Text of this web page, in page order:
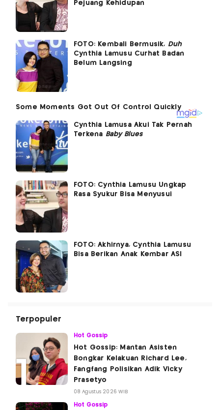
Pejuang Kehidupan
FOTO: Kembali Bermusik, Duh
Cynthia Lamusu Curhat Badan
Belum Langsing
Cynthia Lamusa Akui Tak Pernah
Terkena Baby Blues
FOTO: Cynthia Lamusu Ungkap
Rasa Syukur Bisa Menyusui
FOTO: Akhirnya, Cynthia Lamusu
Bisa Berikan Anak Kembar ASI
Terpopuler
Hot Gossip
Hot Gossip: Mantan Asisten
Bongkar Kelakuan Richard Lee,
Fangfang Polisikan Adik Vicky
Prasetyo
08 Agustus 2026 WIB
Hot Gossip